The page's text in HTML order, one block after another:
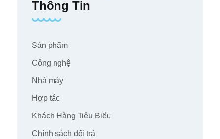
Thông Tin
Sản phẩm
Công nghệ
Nhà máy
Hợp tác
Khách Hàng Tiêu Biểu
Chính sách đổi trả